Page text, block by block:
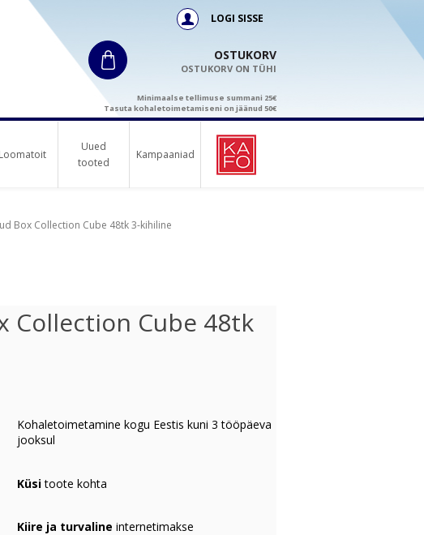
LOGI SISSE
OSTUKORV
OSTUKORV ON TÜHI
Minimaalse tellimuse summani 25€
Tasuta kohaletoimetamiseni on jäänud 50€
Loomatoit
Uued
tooted
Kampaaniad
Box Collection Cube 48tk 3-kihiline
Collection Cube 48tk
Kohaletoimetamine kogu Eestis kuni 3 tööpäeva
jooksul
Küsitoote kohta
Kiire ja turvaline internetimakse